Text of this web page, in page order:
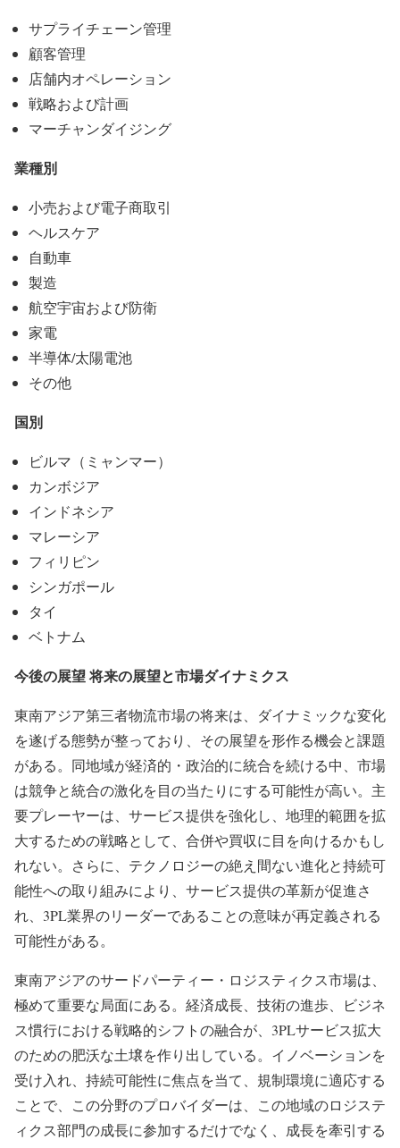
サプライチェーン管理
顧客管理
店舗内オペレーション
戦略および計画
マーチャンダイジング
業種別
小売および電子商取引
ヘルスケア
自動車
製造
航空宇宙および防衛
家電
半導体/太陽電池
その他
国別
ビルマ（ミャンマー）
カンボジア
インドネシア
マレーシア
フィリピン
シンガポール
タイ
ベトナム
今後の展望 将来の展望と市場ダイナミクス
東南アジア第三者物流市場の将来は、ダイナミックな変化
を遂げる態勢が整っており、その展望を形作る機会と課題
がある。同地域が経済的・政治的に統合を続ける中、市場
は競争と統合の激化を目の当たりにする可能性が高い。主
要プレーヤーは、サービス提供を強化し、地理的範囲を拡
大するための戦略として、合併や買収に目を向けるかもし
れない。さらに、テクノロジーの絶え間ない進化と持続可
能性への取り組みにより、サービス提供の革新が促進さ
れ、3PL業界のリーダーであることの意味が再定義される
可能性がある。
東南アジアのサードパーティー・ロジスティクス市場は、
極めて重要な局面にある。経済成長、技術の進歩、ビジネ
ス慣行における戦略的シフトの融合が、3PLサービス拡大
のための肥沃な土壌を作り出している。イノベーションを
受け入れ、持続可能性に焦点を当て、規制環境に適応する
ことで、この分野のプロバイダーは、この地域のロジステ
ィクス部門の成長に参加するだけでなく、成長を牽引する